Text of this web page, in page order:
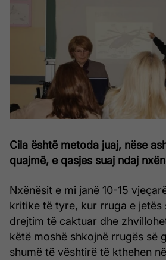
Cila është metoda juaj, nëse
quajmë, e qasjes suaj ndaj
Nxënësit e mi janë 10-15
kritike të tyre, kur rruga e jetës
drejtim të caktuar dhe
këtë moshë shkojnë rrugës së
shumë të vështirë të kthehen